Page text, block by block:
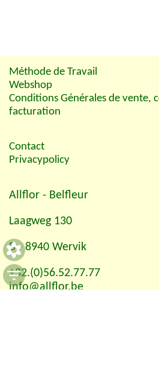
Méthode de Travail
Webshop
Conditions Générales de vente,
facturation
Contact
Privacypolicy
Allflor - Belfleur
Laagweg 130
B - 8940 Wervik
+32.(0)56.52.77.77
info@allflor.be